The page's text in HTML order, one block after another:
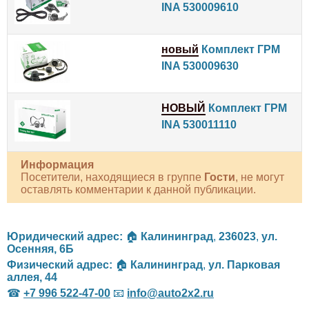
INA 530009610
новый Комплект ГРМ
INA 530009630
НОВЫЙ Комплект ГРМ
INA 530011110
Информация
Посетители, находящиеся в группе Гости, не могут
оставлять комментарии к данной публикации.
Юридический адрес: 🏠 Калининград, 236023, ул.
Осенняя, 6Б
Физический адрес: 🏠 Калининград, ул. Парковая
аллея, 44
☎ +7 996 522-47-00 📧 info@auto2x2.ru